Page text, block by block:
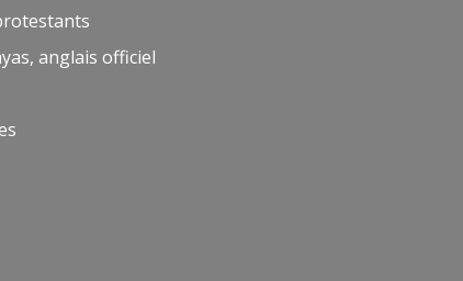
anglais officiel